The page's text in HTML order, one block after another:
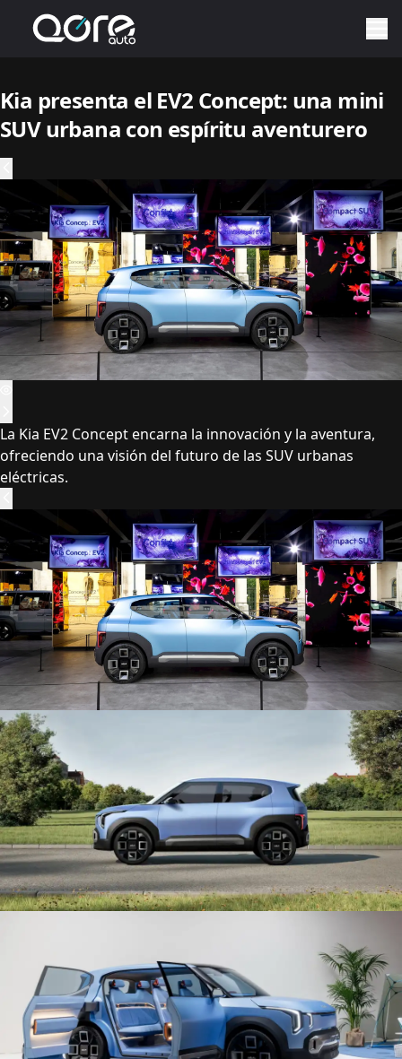
Kia presenta el EV2 Concept: una mini
SUV urbana con espíritu aventurero
La Kia EV2 Concept encarna la innovación y la aventura,
ofreciendo una visión del futuro de las SUV urbanas
eléctricas.